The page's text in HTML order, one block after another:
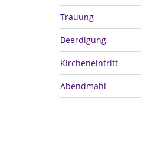
Trauung
Beerdigung
Kircheneintritt
Abendmahl